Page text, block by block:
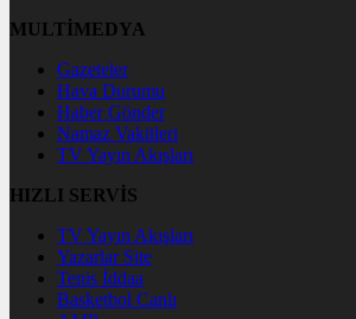
MULTİMEDYA
Gazeteler
Hava Durumu
Haber Gönder
Namaz Vakitleri
TV Yayın Akışları
HIZLI SERVİS
TV Yayın Akışları
Yazarlar Site
Tenis İddaa
Basketbol Canlı